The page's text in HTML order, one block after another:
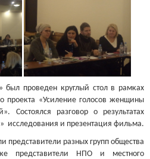
был проведен круглый стол в рамках
проекта «Усиление голосов женщины
Состоялся разговор о результатах
исследования и презентация фильма.
представители разных групп общества
НПО и местного